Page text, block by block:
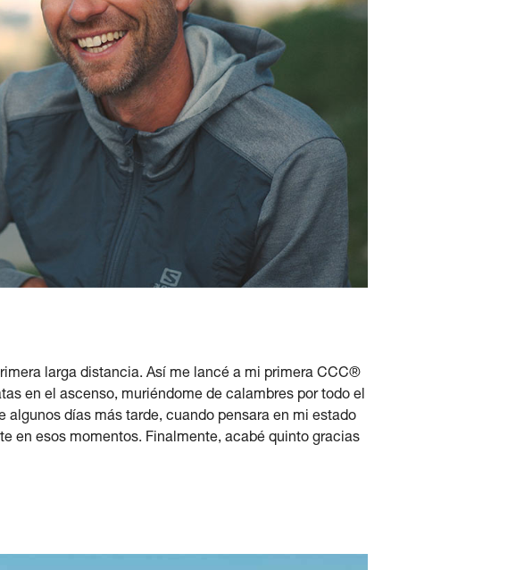
larga distancia. Así me lancé a mi primera CCC®
en el ascenso, muriéndome de calambres por todo el
algunos días más tarde, cuando pensara en mi estado
en esos momentos. Finalmente, acabé quinto gracias